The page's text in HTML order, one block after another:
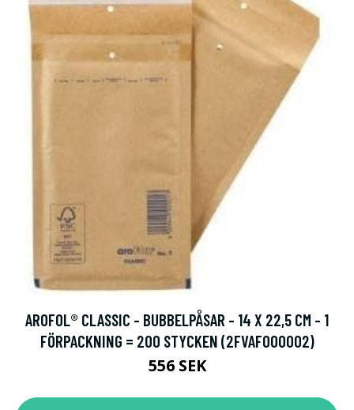
AROFOL® CLASSIC - BUBBELPÅSAR - 14 X 22,5 CM - 1
FÖRPACKNING = 200 STYCKEN (2FVAF000002)
556 SEK